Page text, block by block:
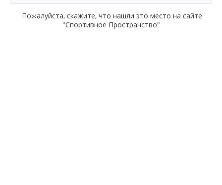
Пожалуйста, скажите, что нашли это место на сайте
"Спортивное Пространство"